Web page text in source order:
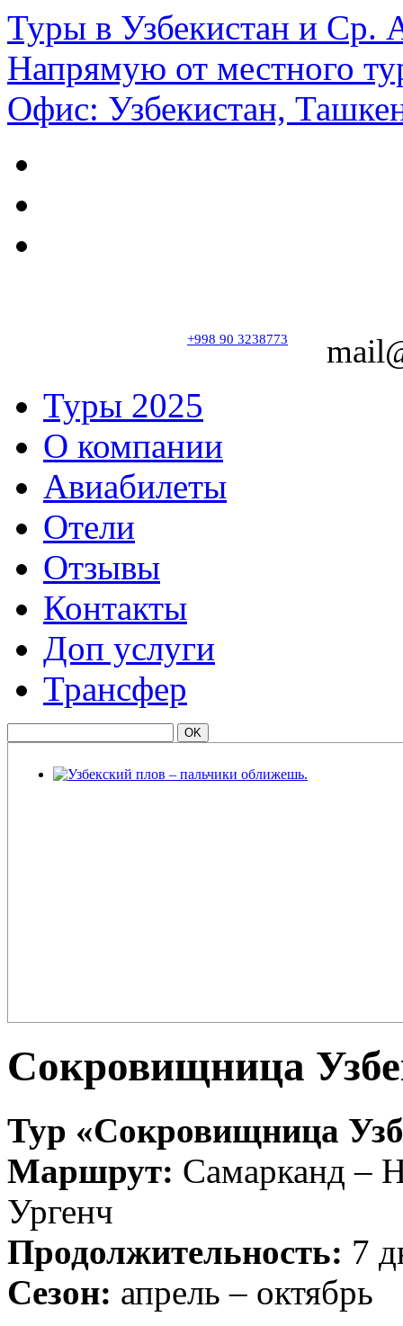
Туры в Узбекистан и Ср.
Напрямую от местного
Офис: Узбекистан,
+998 90 3238773
Туры 2025
О компании
Авиабилеты
Отели
Отзывы
Контакты
Доп услуги
Трансфер
Сокровищница
Тур «Сокровищница
Маршрут: Самарканд –
Ургенч
Продолжительность: 7
Сезон: апрель – октябрь